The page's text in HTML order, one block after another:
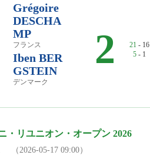
Grégoire
DESCHA
MP
フランス
Iben BER
GSTEIN
デンマーク
2 21 - 16
5 - 1
・リユニオン・オープン 2026
（2026-05-17 09:00）